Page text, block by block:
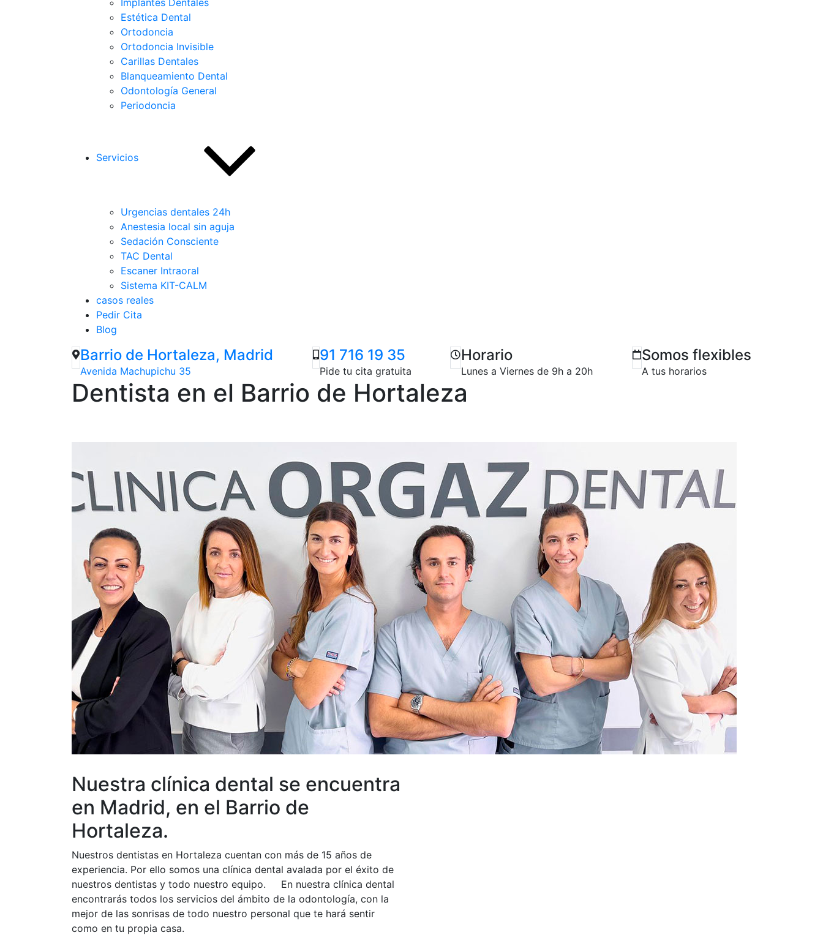
Implantes Dentales
Estética Dental
Ortodoncia
Ortodoncia Invisible
Carillas Dentales
Blanqueamiento Dental
Odontología General
Periodoncia
Servicios
Urgencias dentales 24h
Anestesia local sin aguja
Sedación Consciente
TAC Dental
Escaner Intraoral
Sistema KIT-CALM
casos reales
Pedir Cita
Blog
Barrio de Hortaleza, Madrid
Avenida Machupichu 35
91 716 19 35
Pide tu cita gratuita
Horario
Lunes a Viernes de 9h a 20h
Somos flexibles
A tus horarios
Dentista en el Barrio de Hortaleza
Nuestra clínica dental se encuentra
en Madrid, en el Barrio de
Hortaleza.
Nuestros dentistas en Hortaleza cuentan con más de 15 años de
experiencia. Por ello somos una clínica dental avalada por el éxito de
nuestros dentistas y todo nuestro equipo. En nuestra clínica dental
encontrarás todos los servicios del ámbito de la odontología, con la
mejor de las sonrisas de todo nuestro personal que te hará sentir
como en tu propia casa.